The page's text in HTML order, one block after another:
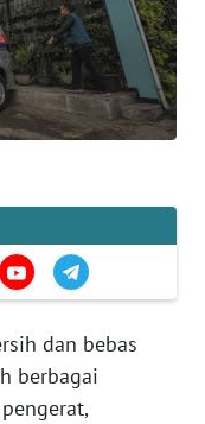
dan bebas
berbagai